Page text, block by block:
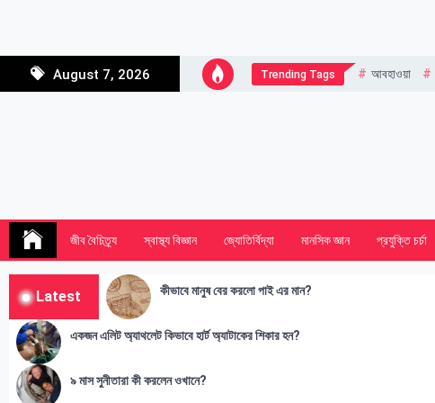
August 7, 2026
Trending Tags আবহাওয়া
জীব বৈচিত্র্য স্বাস্থ্য বিজ্ঞান জ্যোতির্বিদ্যা মানসিক জ্ঞান প্রযুক্তি চর্চা
Latest কীভাবে মানুষ বের করলো পাই এর মান?
একজন এলিট অ্যাথলেট কিভাবে হার্ট অ্যাটাকের শিকার হন?
৯ মাস সুনীতারা কী করলেন ওখানে?